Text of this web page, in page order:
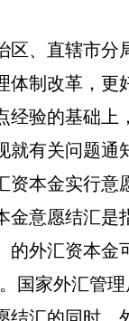
区、直辖市分
体制改革，
经验的基础
有关问题通
资本金实行意
金意愿结汇是
的外汇资本
。国家外汇管